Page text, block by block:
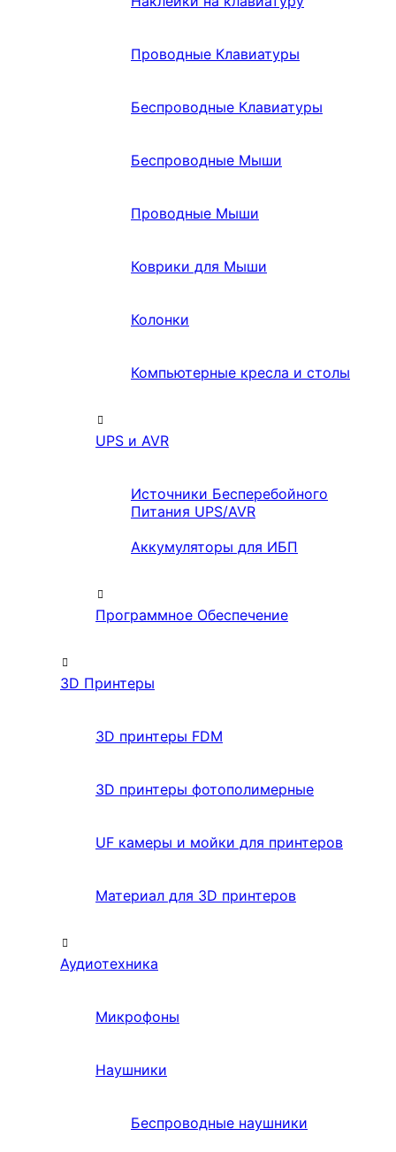
Проводные Клавиатуры
Беспроводные Клавиатуры
Беспроводные Мыши
Проводные Мыши
Коврики для Мыши
Колонки
Компьютерные кресла и столы
UPS и AVR
Источники Бесперебойного
Питания UPS/AVR
Аккумуляторы для ИБП
Программное Обеспечение
3D Принтеры
3D принтеры FDM
3D принтеры фотополимерные
UF камеры и мойки для принтеров
Материал для 3D принтеров
Аудиотехника
Микрофоны
Наушники
Беспроводные наушники